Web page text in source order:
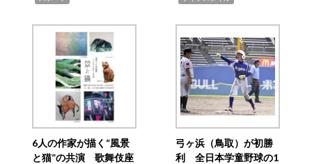
6人の作家が描く“風景
と猫”の共演 歌舞伎座
弓ヶ浜（鳥取）が初勝
利 全日本学童野球の1